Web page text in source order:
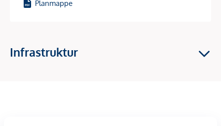
125 Tiefgaragenstellplätze
Planmappe
Infrastruktur